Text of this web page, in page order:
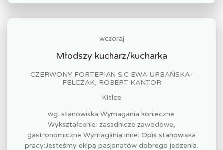
wczoraj
Młodszy kucharz/kucharka
CZERWONY FORTEPIAN S.C EWA URBAŃSKA-
FELCZAK, ROBERT KANTOR
Kielce
wg. stanowiska Wymagania konieczne:
Wykształcenie: zasadnicze zawodowe,
gastronomiczne Wymagania inne: Opis stanowiska
pracy:Jesteśmy ekipą pasjonatów dobrego jedzenia.